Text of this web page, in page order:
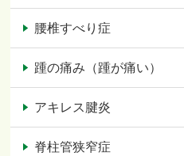
腰椎すべり症
踵の痛み（踵が痛い）
アキレス腱炎
脊柱管狭窄症